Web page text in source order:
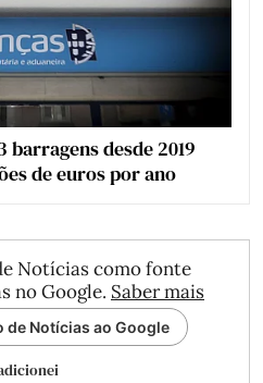
barragens desde 2019
de euros por ano
Notícias como fonte
no Google. Saber mais
de Notícias ao Google